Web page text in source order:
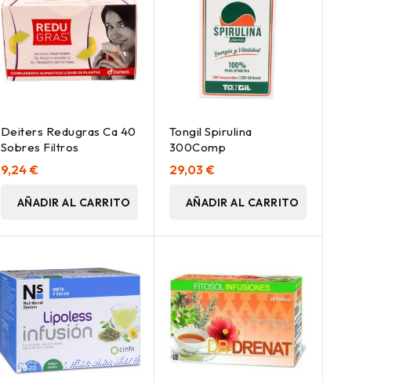
Deiters Redugras Ca 40
Sobres Filtros
9,24 €
AÑADIR AL CARRITO
Tongil Spirulina
300Comp
29,03 €
AÑADIR AL CARRITO